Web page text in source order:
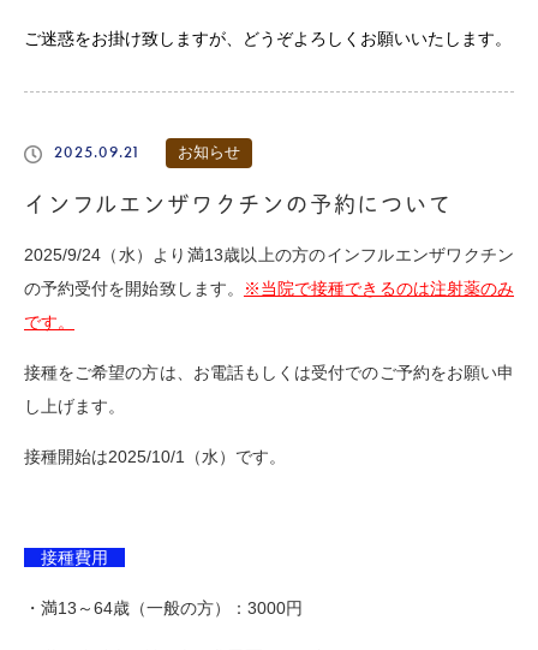
ご迷惑をお掛け致しますが、どうぞよろしくお願いいたします。
2025.09.21 お知らせ
インフルエンザワクチンの予約について
2025/9/24（水）より満13歳以上の方のインフルエンザワクチン
の予約受付を開始致します。
※当院で接種できるのは注射薬のみ
です。
接種をご希望の方は、お電話もしくは受付でのご予約をお願い申
し上げます。
接種開始は2025/10/1（水）です。
接種費用
・満13～64歳（一般の方）：3000円